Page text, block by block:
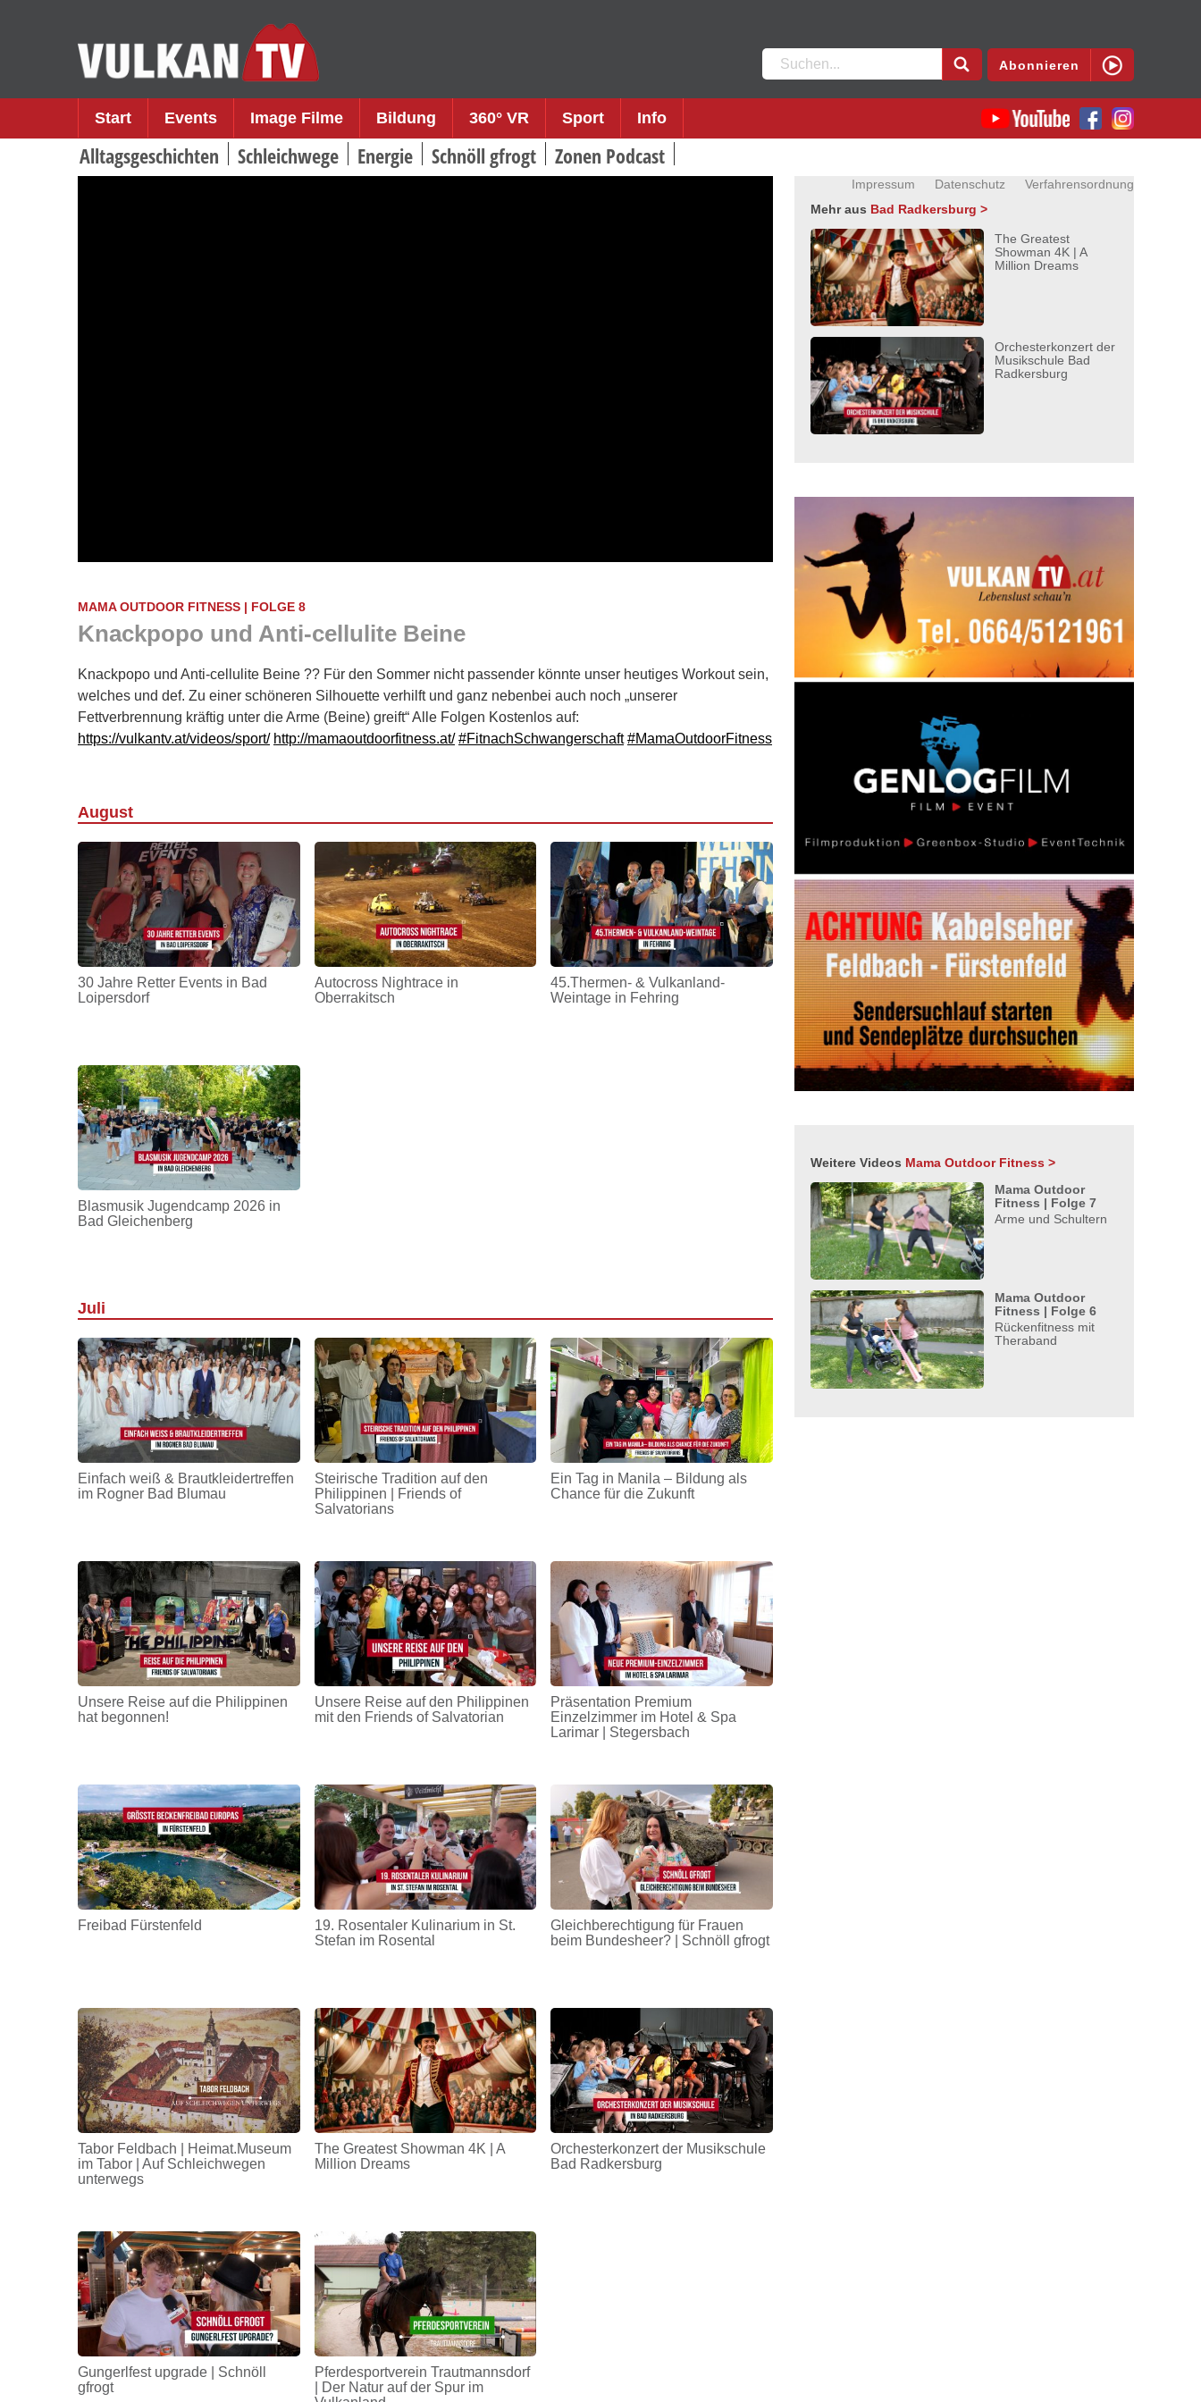
Suchen
nach:
Abonnieren
Start Events Image Filme Bildung 360° VR Sport Info
Alltagsgeschichten Schleichwege Energie Schnöll gfrogt Zonen Podcast
MAMA OUTDOOR FITNESS | FOLGE 8
Knackpopo und Anti-cellulite Beine
Knackpopo und Anti-cellulite Beine ?? Für den Sommer nicht passender könnte unser heutiges Workout sein,
welches und def. Zu einer schöneren Silhouette verhilft und ganz nebenbei auch noch „unserer
Fettverbrennung kräftig unter die Arme (Beine) greift“ Alle Folgen Kostenlos auf:
https://vulkantv.at/videos/sport/ http://mamaoutdoorfitness.at/ #FitnachSchwangerschaft #MamaOutdoorFitness
August
30 Jahre Retter Events in Bad
Loipersdorf
Autocross Nightrace in
Oberrakitsch
45.Thermen- & Vulkanland-
Weintage in Fehring
Blasmusik Jugendcamp 2026 in
Bad Gleichenberg
Juli
Einfach weiß & Brautkleidertreffen
im Rogner Bad Blumau
Steirische Tradition auf den
Philippinen | Friends of
Salvatorians
Ein Tag in Manila – Bildung als
Chance für die Zukunft
Unsere Reise auf die Philippinen
hat begonnen!
Unsere Reise auf den Philippinen
mit den Friends of Salvatorian
Präsentation Premium
Einzelzimmer im Hotel & Spa
Larimar | Stegersbach
Freibad Fürstenfeld
19. Rosentaler Kulinarium in St.
Stefan im Rosental
Gleichberechtigung für Frauen
beim Bundesheer? | Schnöll gfrogt
Tabor Feldbach | Heimat.Museum
im Tabor | Auf Schleichwegen
unterwegs
The Greatest Showman 4K | A
Million Dreams
Orchesterkonzert der Musikschule
Bad Radkersburg
Gungerlfest upgrade | Schnöll
gfrogt
Pferdesportverein Trautmannsdorf
| Der Natur auf der Spur im
Impressum Datenschutz
Verfahrensordnung
Mehr aus Bad Radkersburg >
The Greatest
Showman 4K | A
Million Dreams
Orchesterkonzert der
Musikschule Bad
Radkersburg
Weitere Videos Mama Outdoor Fitness >
Mama Outdoor
Fitness | Folge 7
Arme und Schultern
Mama Outdoor
Fitness | Folge 6
Rückenfitness mit
Theraband